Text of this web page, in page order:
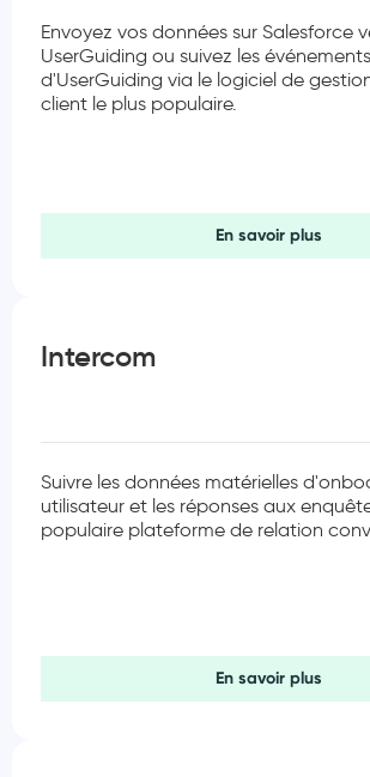
Envoyez vos données sur Salesforce
UserGuiding ou suivez les événements
d'UserGuiding via le logiciel de
client le plus populaire.
En savoir plus
Intercom
Suivre les données matérielles
utilisateur et les réponses aux
populaire plateforme de relation
En savoir plus